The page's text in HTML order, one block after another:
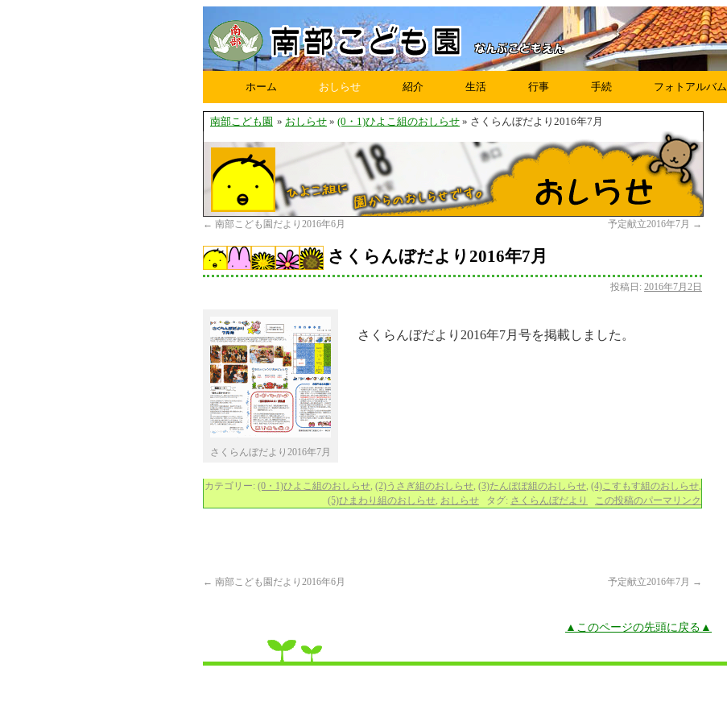
ホーム おしらせ 紹介 生活 行事 手続 フォトアルバム
南部こども園 » おしらせ » (0・1)ひよこ組のおしらせ » さくらんぼだより2016年7月
← 南部こども園だより2016年6月 予定献立2016年7月 →
さくらんぼだより2016年7月
投稿日: 2016年7月2日
さくらんぼだより2016年7月
さくらんぼだより2016年7月号を掲載しました。
カテゴリー: (0・1)ひよこ組のおしらせ, (2)うさぎ組のおしらせ, (3)たんぽぽ組のおしらせ, (4)こすもす組のおしらせ,
(5)ひまわり組のおしらせ, おしらせ タグ: さくらんぼだより この投稿のパーマリンク
← 南部こども園だより2016年6月 予定献立2016年7月 →
▲このページの先頭に戻る▲